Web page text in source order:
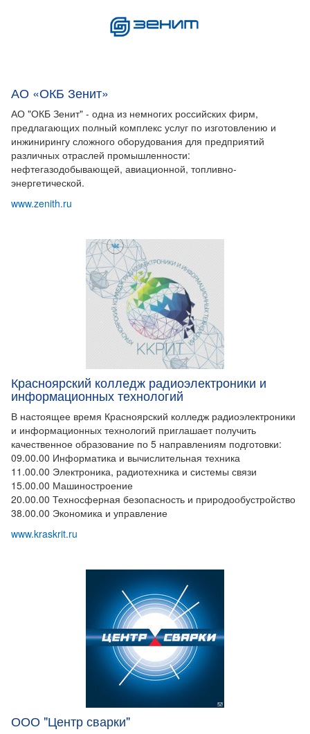
АО «ОКБ Зенит»
АО "ОКБ Зенит" - одна из немногих российских фирм,
предлагающих полный комплекс услуг по изготовлению и
инжинирингу сложного оборудования для предприятий
различных отраслей промышленности:
нефтегазодобывающей, авиационной, топливно-
энергетической.
www.zenith.ru
Красноярский колледж радиоэлектроники и
информационных технологий
В настоящее время Красноярский колледж радиоэлектроники
и информационных технологий приглашает получить
качественное образование по 5 направлениям подготовки:
09.00.00 Информатика и вычислительная техника
11.00.00 Электроника, радиотехника и системы связи
15.00.00 Машиностроение
20.00.00 Техносферная безопасность и природообустройство
38.00.00 Экономика и управление
www.kraskrit.ru
ООО "Центр сварки"